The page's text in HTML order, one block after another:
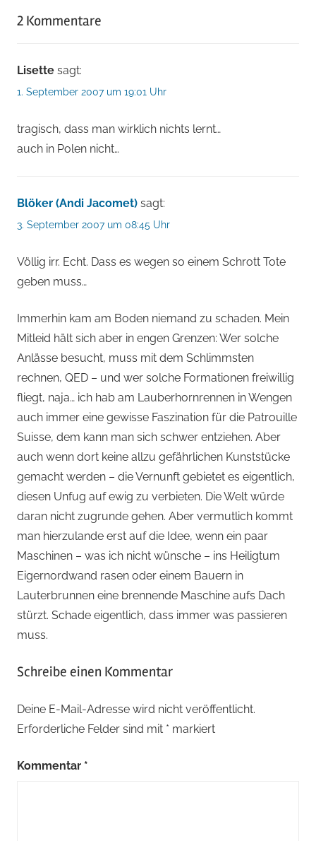
2 Kommentare
Lisette sagt:
1. September 2007 um 19:01 Uhr
tragisch, dass man wirklich nichts lernt…
auch in Polen nicht…
Blöker (Andi Jacomet) sagt:
3. September 2007 um 08:45 Uhr
Völlig irr. Echt. Dass es wegen so einem Schrott Tote
geben muss…
Immerhin kam am Boden niemand zu schaden. Mein
Mitleid hält sich aber in engen Grenzen: Wer solche
Anlässe besucht, muss mit dem Schlimmsten
rechnen, QED – und wer solche Formationen freiwillig
fliegt, naja… ich hab am Lauberhornrennen in Wengen
auch immer eine gewisse Faszination für die Patrouille
Suisse, dem kann man sich schwer entziehen. Aber
auch wenn dort keine allzu gefährlichen Kunststücke
gemacht werden – die Vernunft gebietet es eigentlich,
diesen Unfug auf ewig zu verbieten. Die Welt würde
daran nicht zugrunde gehen. Aber vermutlich kommt
man hierzulande erst auf die Idee, wenn ein paar
Maschinen – was ich nicht wünsche – ins Heiligtum
Eigernordwand rasen oder einem Bauern in
Lauterbrunnen eine brennende Maschine aufs Dach
stürzt. Schade eigentlich, dass immer was passieren
muss.
Schreibe einen Kommentar
Deine E-Mail-Adresse wird nicht veröffentlicht.
Erforderliche Felder sind mit * markiert
Kommentar *